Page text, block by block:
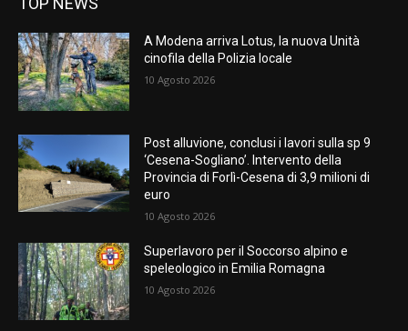
A Modena arriva Lotus, la nuova Unità
cinofila della Polizia locale
10 Agosto 2026
Post alluvione, conclusi i lavori sulla sp 9
‘Cesena-Sogliano’. Intervento della
Provincia di Forlì-Cesena di 3,9 milioni di
euro
10 Agosto 2026
Superlavoro per il Soccorso alpino e
speleologico in Emilia Romagna
10 Agosto 2026